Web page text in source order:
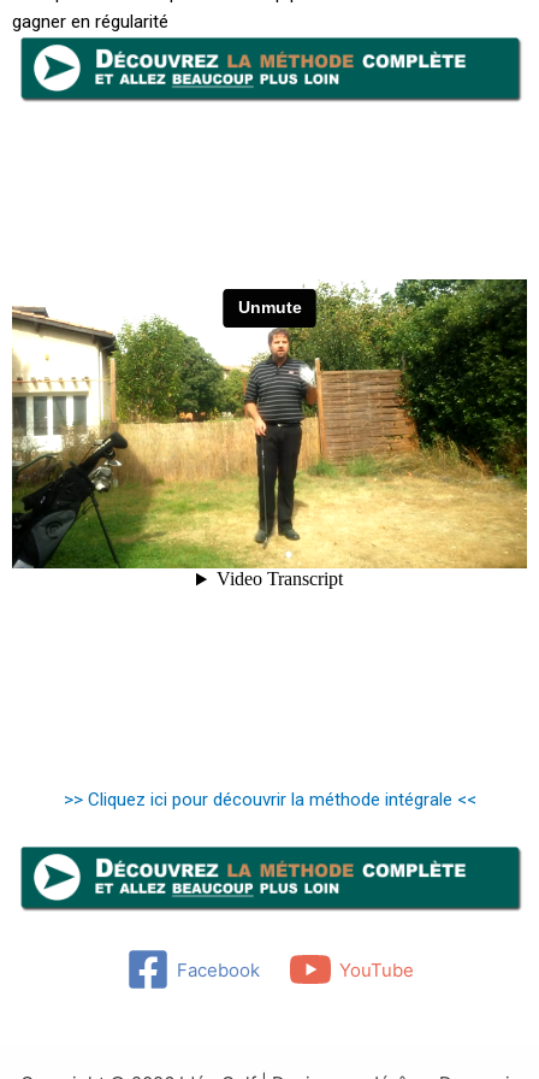
gagner en régularité
>> Cliquez ici pour découvrir la méthode intégrale <<
Facebook YouTube